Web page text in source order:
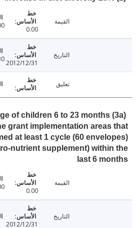
25.00
2012/12/31
06/30
Percentage of children 6 to 23 months
in the grant implementation
at least 1 cycle (60
(micro-nutrient supplement)
last 6
0.00
2012/12/31